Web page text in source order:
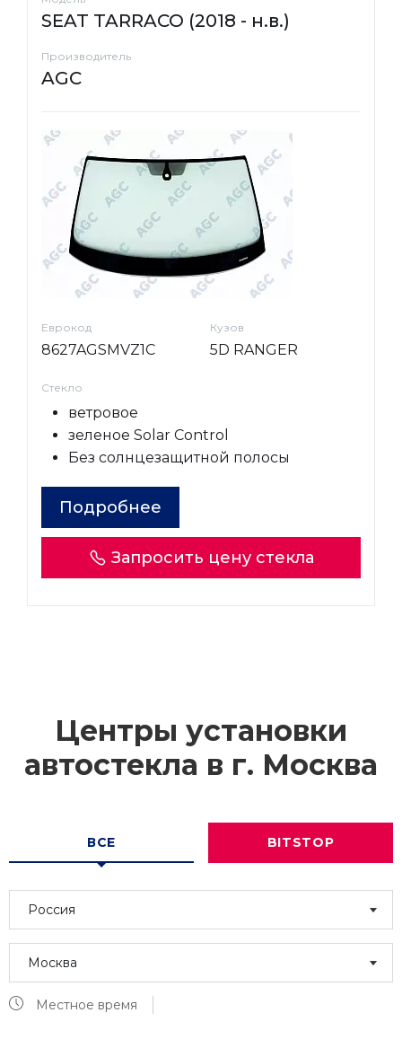
SEAT TARRACO (2018 - н.в.)
Производитель
AGC
Еврокод
8627AGSMVZ1C
Кузов
5D RANGER
Стекло
ветровое
зеленое Solar Control
Без солнцезащитной полосы
Подробнее
Запросить цену стекла
Центры установки
автостекла в г. Москва
ВСЕ BITSTOP
Россия
Москва
Местное время